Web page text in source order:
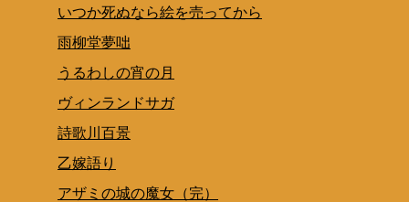
いつか死ぬなら絵を売ってから
雨柳堂夢咄
うるわしの宵の月
ヴィンランドサガ
詩歌川百景
乙嫁語り
アザミの城の魔女（完）